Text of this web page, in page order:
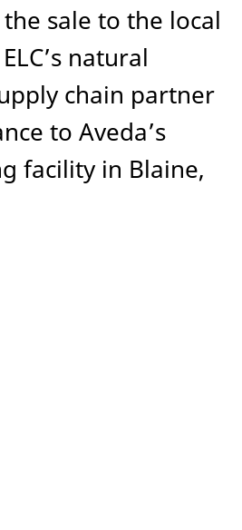
sale to the local
natural
chain partner
to Aveda’s
facility in Blaine,